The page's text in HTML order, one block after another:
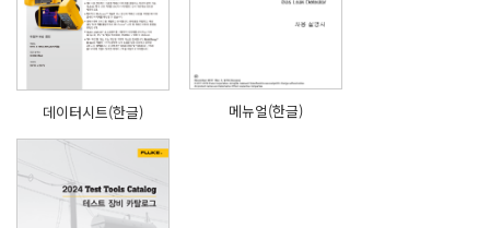
데이터시트(한글) 메뉴얼(한글)